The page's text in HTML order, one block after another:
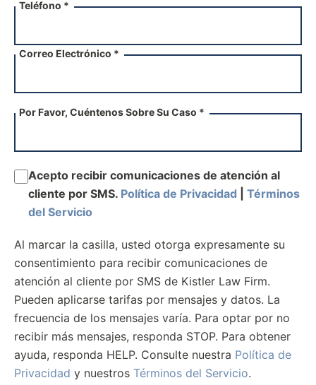
Teléfono *
Correo Electrónico *
Por Favor, Cuéntenos Sobre Su Caso *
Acepto recibir comunicaciones de atención al
cliente por SMS. Política de Privacidad
Términos
del Servicio
Al marcar la casilla, usted otorga expresamente su
consentimiento para recibir comunicaciones de
atención al cliente por SMS de Kistler Law Firm.
Pueden aplicarse tarifas por mensajes y datos. La
frecuencia de los mensajes varía. Para optar por no
recibir más mensajes, responda STOP. Para obtener
ayuda, responda HELP. Consulte nuestra Política de
Privacidad y nuestros Términos del Servicio.